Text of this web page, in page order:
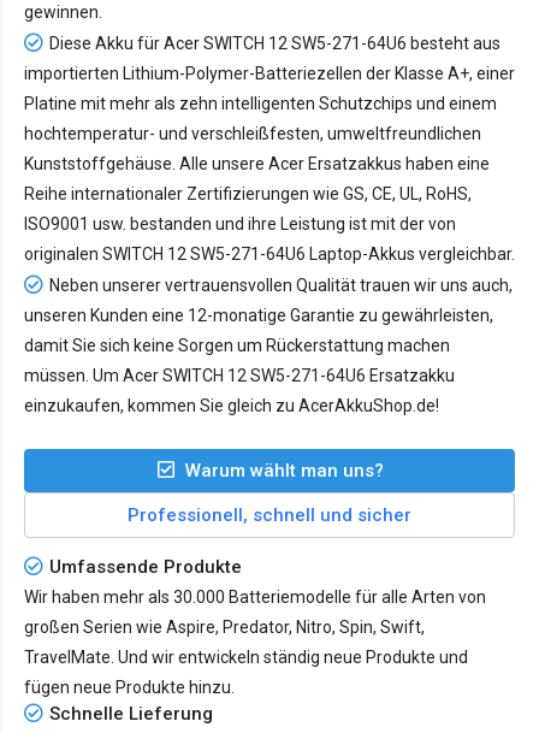
gewinnen.
Diese Akku für Acer SWITCH 12 SW5-271-64U6 besteht aus
importierten Lithium-Polymer-Batteriezellen der Klasse A+, einer
Platine mit mehr als zehn intelligenten Schutzchips und einem
hochtemperatur- und verschleißfesten, umweltfreundlichen
Kunststoffgehäuse. Alle unsere Acer Ersatzakkus haben eine
Reihe internationaler Zertifizierungen wie GS, CE, UL, RoHS,
ISO9001 usw. bestanden und ihre Leistung ist mit der von
originalen SWITCH 12 SW5-271-64U6 Laptop-Akkus vergleichbar.
Neben unserer vertrauensvollen Qualität trauen wir uns auch,
unseren Kunden eine 12-monatige Garantie zu gewährleisten,
damit Sie sich keine Sorgen um Rückerstattung machen
müssen. Um Acer SWITCH 12 SW5-271-64U6 Ersatzakku
einzukaufen, kommen Sie gleich zu AcerAkkuShop.de!
Warum wählt man uns?
Professionell, schnell und sicher
Umfassende Produkte
Wir haben mehr als 30.000 Batteriemodelle für alle Arten von
großen Serien wie Aspire, Predator, Nitro, Spin, Swift,
TravelMate. Und wir entwickeln ständig neue Produkte und
fügen neue Produkte hinzu.
Schnelle Lieferung